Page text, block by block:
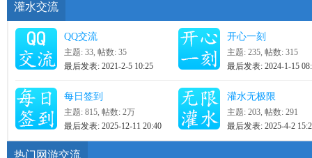
灌水交流
QQ交流
主题: 33, 帖数: 35
最后发表: 2021-2-5 10:25
开心一刻
主题: 235, 帖数: 315
最后发表: 2024-1-15
每日签到
主题: 815, 帖数: 2万
最后发表: 2025-12-11 20:40
灌水无极限
主题: 203, 帖数: 291
最后发表: 2025-4-2
热门网游交流